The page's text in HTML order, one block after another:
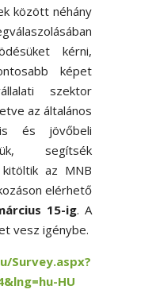
között néhány
kérni,
képet
szektor
az általános
és jövőbeli
segítsék
az MNB
elérhető
15-ig. A
vesz igénybe.
Survey.aspx?
HU